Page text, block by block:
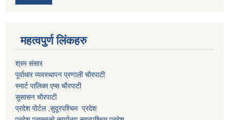
महत्वपुर्ण लि‌ंकहरु
श्रम संसार
पूर्वाधार व्यवस्थापन प्रणाली चाैरपाटी
स्मार्ट पालिका एप्स चाैरपाटी
सुसासन चाैरपाटी
प्रदेश पोर्टल ,सुदूरपश्चिम प्रदेश